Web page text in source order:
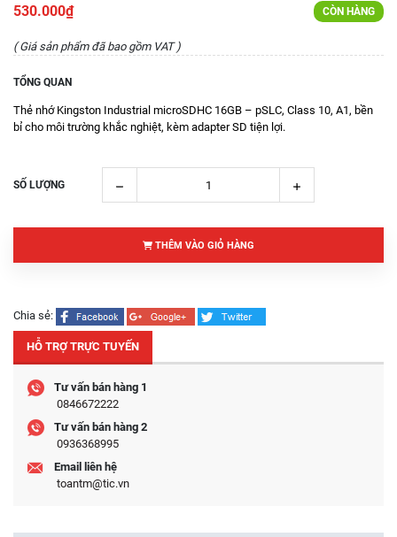
530.000₫ CÒN HÀNG
( Giá sản phẩm đã bao gồm VAT )
TỔNG QUAN
Thẻ nhớ Kingston Industrial microSDHC 16GB – pSLC, Class 10, A1, bền
bỉ cho môi trường khắc nghiệt, kèm adapter SD tiện lợi.
SỐ LƯỢNG
THÊM VÀO GIỎ HÀNG
Chia sẻ:
HỖ TRỢ TRỰC TUYẾN
Tư vấn bán hàng 1
0846672222
Tư vấn bán hàng 2
0936368995
Email liên hệ
toantm@tic.vn